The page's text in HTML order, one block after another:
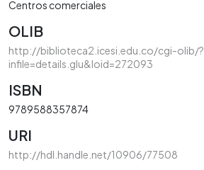
Centros comerciales
OLIB
http://biblioteca2.icesi.edu.co/cgi-olib/?
infile=details.glu&loid=272093
ISBN
9789588357874
URI
http://hdl.handle.net/10906/77508